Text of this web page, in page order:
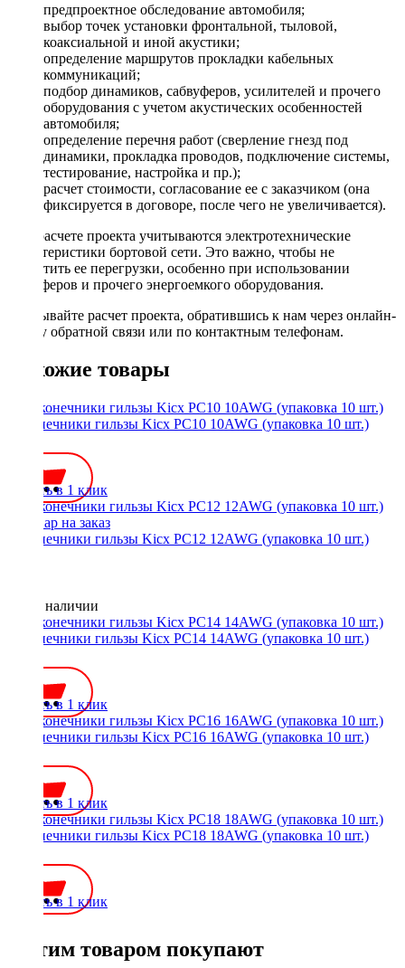
предпроектное обследование автомобиля;
выбор точек установки фронтальной, тыловой,
коаксиальной и иной акустики;
определение маршрутов прокладки кабельных
коммуникаций;
подбор динамиков, сабвуферов, усилителей и прочего
оборудования с учетом акустических особенностей
автомобиля;
определение перечня работ (сверление гнезд под
динамики, прокладка проводов, подключение системы,
тестирование, настройка и пр.);
расчет стоимости, согласование ее с заказчиком (она
фиксируется в договоре, после чего не увеличивается).
При расчете проекта учитываются электротехнические
характеристики бортовой сети. Это важно, чтобы не
допустить ее перегрузки, особенно при использовании
сабвуферов и прочего энергоемкого оборудования.
Заказывайте расчет проекта, обратившись к нам через онлайн-
форму обратной связи или по контактным телефонам.
Похожие товары
Наконечники гильзы Kicx PC10 10AWG (упаковка 10 шт.)
Купить в 1 клик
Наконечники гильзы Kicx PC12 12AWG (упаковка 10 шт.)
Нет в наличии
Наконечники гильзы Kicx PC14 14AWG (упаковка 10 шт.)
Купить в 1 клик
Наконечники гильзы Kicx PC16 16AWG (упаковка 10 шт.)
Купить в 1 клик
Наконечники гильзы Kicx PC18 18AWG (упаковка 10 шт.)
Купить в 1 клик
С этим товаром покупают